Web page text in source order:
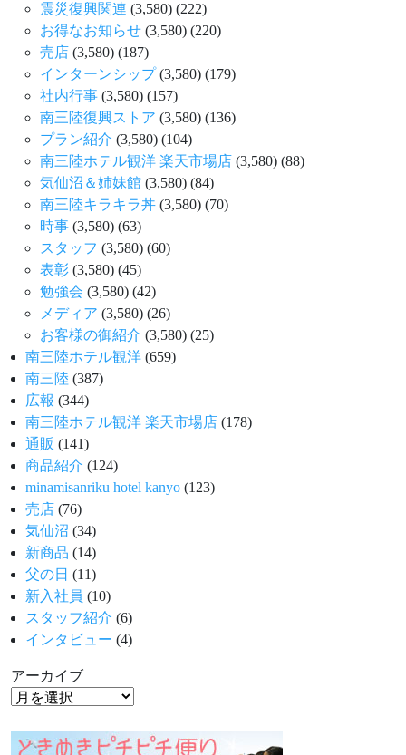
震災復興関連 (3,580) (222)
お得なお知らせ (3,580) (220)
売店 (3,580) (187)
インターンシップ (3,580) (179)
社内行事 (3,580) (157)
南三陸復興ストア (3,580) (136)
プラン紹介 (3,580) (104)
南三陸ホテル観洋 楽天市場店 (3,580) (88)
気仙沼＆姉妹館 (3,580) (84)
南三陸キラキラ丼 (3,580) (70)
時事 (3,580) (63)
スタッフ (3,580) (60)
表彰 (3,580) (45)
勉強会 (3,580) (42)
メディア (3,580) (26)
お客様の御紹介 (3,580) (25)
南三陸ホテル観洋 (659)
南三陸 (387)
広報 (344)
南三陸ホテル観洋 楽天市場店 (178)
通販 (141)
商品紹介 (124)
minamisanriku hotel kanyo (123)
売店 (76)
気仙沼 (34)
新商品 (14)
父の日 (11)
新入社員 (10)
スタッフ紹介 (6)
インタビュー (4)
アーカイブ